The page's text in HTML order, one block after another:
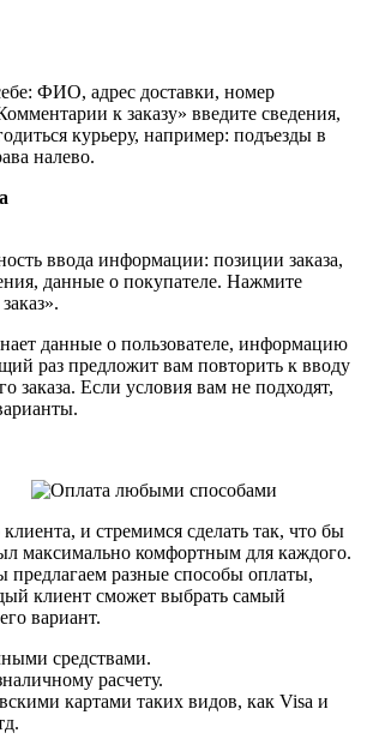
ФИО, адрес доставки, номер
к заказу» введите сведения,
курьеру, например: подъезды в
налево.
ввода информации: позиции заказа,
данные о покупателе. Нажмите
данные о пользователе, информацию
раз предложит вам повторить к вводу
заказа. Если условия вам не подходят,
и стремимся сделать так, что бы
максимально комфортным для каждого.
разные способы оплаты,
клиент сможет выбрать самый
вариант.
средствами.
расчету.
картами таких видов, как Visa и